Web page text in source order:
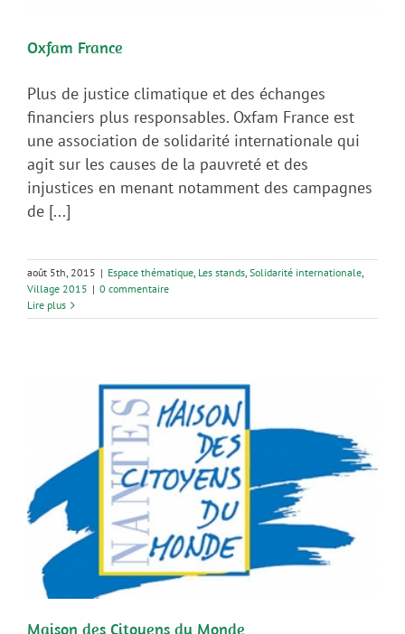
Oxfam France
Plus de justice climatique et des échanges
financiers plus responsables. Oxfam France est
une association de solidarité internationale qui
agit sur les causes de la pauvreté et des
injustices en menant notamment des campagnes
de [...]
août 5th, 2015 | Espace thématique Les stands Solidarité internationale
Village 2015 | 0 commentaire
Lire plus
Maison des Citoyens du Monde